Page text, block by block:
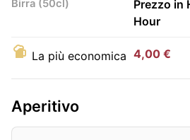
Birra (50cl)
Prezzo in
Hour
La più economica 4,00 €
Aperitivo